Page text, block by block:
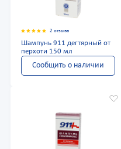
2 отзыва
Шампунь 911 дегтярный от
перхоти 150 мл
Сообщить о наличии